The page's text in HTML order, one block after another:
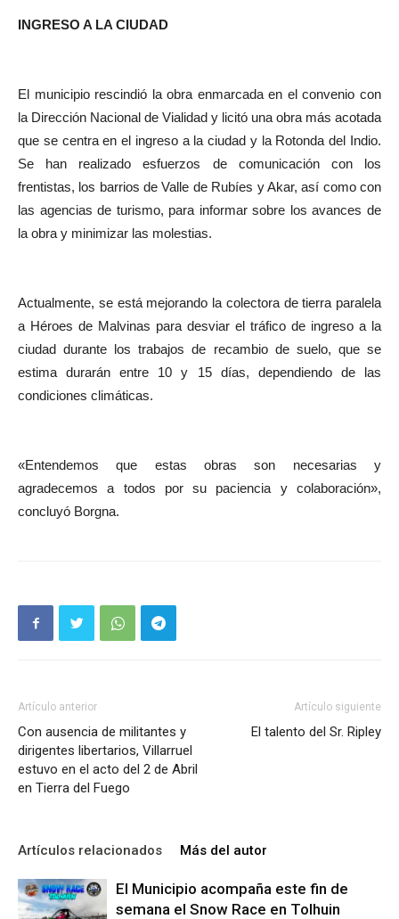
INGRESO A LA CIUDAD
El municipio rescindió la obra enmarcada en el convenio con
la Dirección Nacional de Vialidad y licitó una obra más acotada
que se centra en el ingreso a la ciudad y la Rotonda del Indio.
Se han realizado esfuerzos de comunicación con los
frentistas, los barrios de Valle de Rubíes y Akar, así como con
las agencias de turismo, para informar sobre los avances de
la obra y minimizar las molestias.
Actualmente, se está mejorando la colectora de tierra paralela
a Héroes de Malvinas para desviar el tráfico de ingreso a la
ciudad durante los trabajos de recambio de suelo, que se
estima durarán entre 10 y 15 días, dependiendo de las
condiciones climáticas.
«Entendemos que estas obras son necesarias y
agradecemos a todos por su paciencia y colaboración»,
concluyó Borgna.
Artículo anterior
Con ausencia de militantes y
dirigentes libertarios, Villarruel
estuvo en el acto del 2 de Abril
en Tierra del Fuego
Artículo siguiente
El talento del Sr. Ripley
Artículos relacionados Más del autor
El Municipio acompaña este fin de
semana el Snow Race en Tolhuin